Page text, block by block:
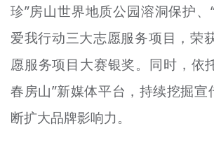
珍”房山世界地质公园溶洞保护、
爱我行动三大志愿服务项目，荣
愿服务项目大赛银奖。同时，依
春房山”新媒体平台，持续挖掘宣
断扩大品牌影响力。